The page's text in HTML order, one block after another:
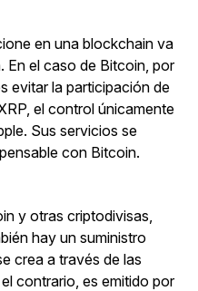
en una blockchain va
En el caso de Bitcoin, por
evitar la participación de
el control únicamente
Sus servicios se
con Bitcoin.
y otras criptodivisas,
hay un suministro
crea a través de las
contrario, es emitido por